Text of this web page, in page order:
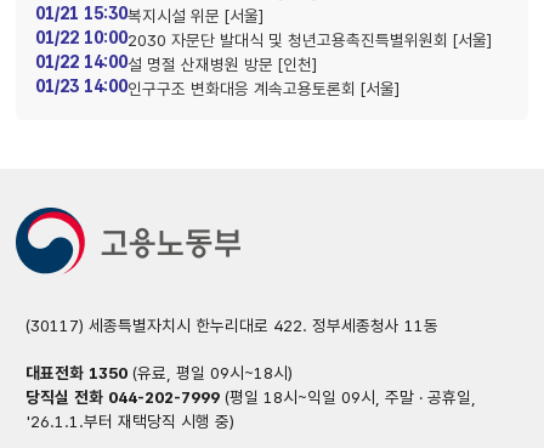
01/21 15:30복지시설 위문 [서울]
01/22 10:002030 자문단 발대식 및 청년고용촉진특별위원회 [서울]
01/22 14:00설 명절 산재병원 방문 [인천]
01/23 14:00인구구조 변화대응 계속고용토론회 [서울]
(30117) 세종특별자치시 한누리대로 422. 정부세종청사 11동
대표전화 1350(유료, 평일 09시~18시)
당직실 전화 044-202-7999(평일 18시~익일 09시, 주말 · 공휴일,
'26.1.1.부터 재택당직 시행 중)